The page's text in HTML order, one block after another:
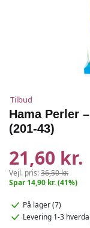
Tilbud
Hama Perler
(201-43)
21,60 kr.
Vejl. pris:36,50 kr.
Spar 14,90 kr. (41%)
På lager (7)
Levering 1-3